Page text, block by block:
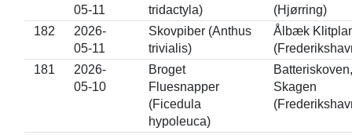
05-11
tridactyla)
(Hjørring)
182
2026-
05-11
Skovpiber (Anthus
trivialis)
Ålbæk
181
2026-
05-10
Broget
Fluesnapper
(Ficedula
hypoleuca)
Batteriskoven,
Skagen